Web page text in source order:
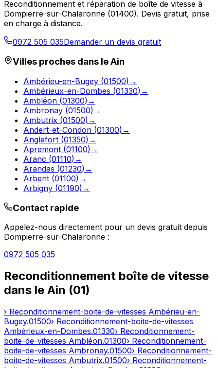
Reconditionnement et réparation de boîte de vitesse à
Dompierre-sur-Chalaronne (01400). Devis gratuit, prise
en charge à distance.
0972 505 035Demander un devis gratuit
Villes proches dans leAin
Ambérieu-en-Bugey (01500) →
Ambérieux-en-Dombes (01330) →
Ambléon (01300) →
Ambronay (01500) →
Ambutrix (01500) →
Andert-et-Condon (01300) →
Anglefort (01350) →
Apremont (01100) →
Aranc (01110) →
Arandas (01230) →
Arbent (01100) →
Arbigny (01190) →
Contact rapide
Appelez-nous directement pour un devis gratuit depuis
Dompierre-sur-Chalaronne :
0972 505 035
Reconditionnement boîte de vitesse
dans le Ain (01)
› Reconditionnement-boite-de-vitesses Ambérieu-en-
Bugey.01500› Reconditionnement-boite-de-vitesses
Ambérieux-en-Dombes.01330› Reconditionnement-
boite-de-vitesses Ambléon.01300› Reconditionnement-
boite-de-vitesses Ambronay.01500› Reconditionnement-
boite-de-vitesses Ambutrix.01500› Reconditionnement-